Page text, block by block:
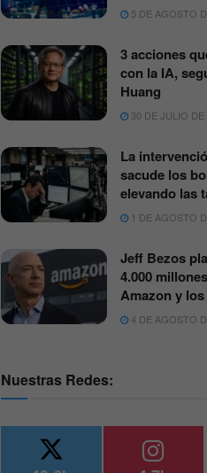
5 DE AGOSTO
3 acciones
con la IA,
Huang
30 DE JULIO DE
La
sacude los
elevando las
1 DE AGOSTO
Jeff Bezos
4.000
Amazon y
4 DE AGOSTO
Nuestras Redes: